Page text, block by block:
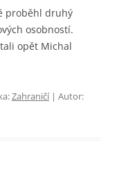
proběhl druhý
osobností.
opět Michal
Zahraničí| Autor: